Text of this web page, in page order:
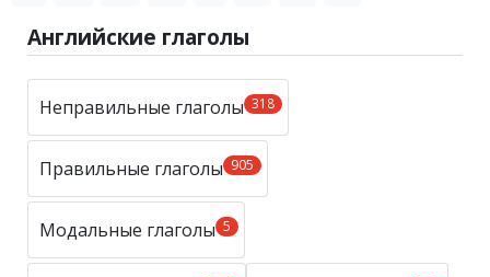
Английские глаголы
318
Неправильные глаголы
905
Правильные глаголы
5
Модальные глаголы